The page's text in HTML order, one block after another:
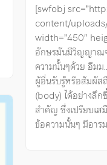
[swfobj
content/
width=”450″
อักษรมันมีวิญญาณจ
ความนั้นๆด้วย อืม
ผู้อื่นรับรู้หรือสัมผัส
(body) ได้อย่างลึ
สำคัญ ซึ่งเปรียบเ
ข้อความนั้นๆ มีอาร